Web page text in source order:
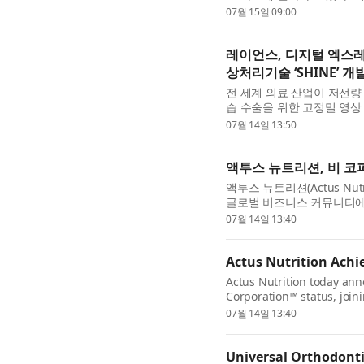
·케어 전시회 ‘레하케어
07월 15일 09:00
레이언스, 디지털 엑스
상처리기술 ‘SHINE’
전 세계 의료 산업이 저선
습 수술을 위한 고정밀 영
프트웨어에 대한 필요성이
07월 14일 13:50
액투스 뉴트리션, 비 코
액투스 뉴트리션(Actus
글로벌 비즈니스 커뮤니티
Corporation™, 이하 비콥
07월 14일 13:40
Actus Nutrition
Actus Nutrition today
Corporation™ status,
social and
07월 14일 13:40
Universal